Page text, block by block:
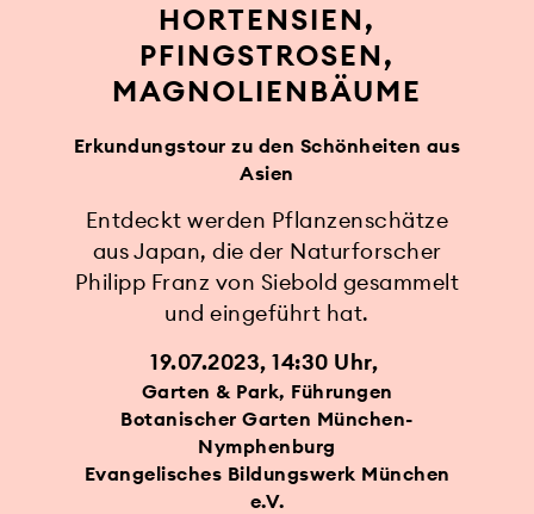
HORTENSIEN,
PFINGSTROSEN,
MAGNOLIENBÄUME
Erkundungstour zu den Schönheiten aus
Asien
Entdeckt werden Pflanzenschätze
aus Japan, die der Naturforscher
Philipp Franz von Siebold gesammelt
und eingeführt hat.
19.07.2023, 14:30 Uhr
Garten & Park, Führungen
Botanischer Garten München-
Nymphenburg
Evangelisches Bildungswerk München
e.V.